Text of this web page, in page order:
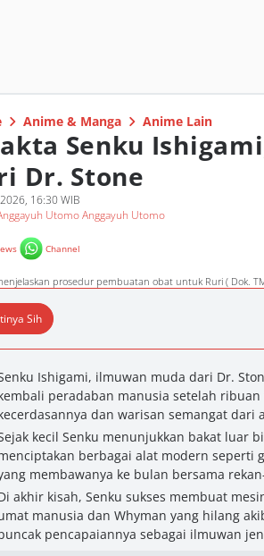
Anime & Manga Anime Lain
Senku
Dr. Stone
16:30 WIB
Utomo Anggayuh Utomo
Channel
prosedur pembuatan obat untuk Ruri ( Dok.
Sih
Ishigami, ilmuwan muda dari Dr.
peradaban manusia setelah
dan warisan semangat dari
kecil Senku menunjukkan bakat luar
berbagai alat modern seperti
membawanya ke bulan bersama
akhir kisah, Senku sukses membuat
manusia dan Whyman yang hilang
pencapaiannya sebagai ilmuwan